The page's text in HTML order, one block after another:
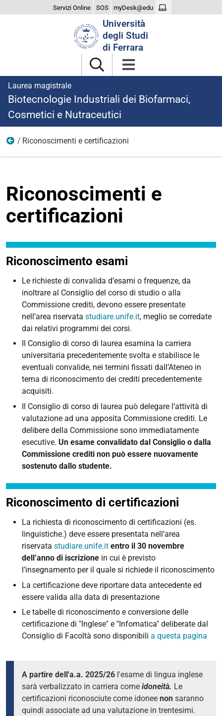
Servizi Online SOS myDesk@edu
Università
degli Studi
di Ferrara
Laurea magistrale
Biotecnologie Industriali dei Biofarmaci,
Cosmetici e Nutraceutici
Iscriversi
Riconoscimenti e certificazioni
Riconoscimenti e
certificazioni
Riconoscimento esami
Le richieste di convalida d’esami o frequenze, da
inoltrare al Consiglio del corso di studio o alla
Commissione crediti, devono essere presentate
nell’area riservata studiare.unife.it, meglio se corredate
dai relativi programmi dei corsi.
Il Consiglio di corso di laurea esamina la carriera
universitaria precedentemente svolta e stabilisce le
eventuali convalide, nei termini fissati dall’Ateneo in
tema di riconoscimento dei crediti precedentemente
acquisiti.
Il Consiglio di corso di laurea può delegare l’attività di
valutazione ad una apposita Commissione crediti. Le
delibere della Commissione sono immediatamente
esecutive. Un esame convalidato dal Consiglio o dalla
Commissione crediti non può essere nuovamente
sostenuto dallo studente.
Riconoscimento di certificazioni
La richiesta di riconoscimento di certificazioni (es.
linguistiche.) deve essere presentata nell’area
riservata studiare.unife.it entro il 30 novembre
dell’anno di iscrizione in cui è previsto
l’insegnamento per il quale si richiede il riconoscimento
La certificazione deve riportare data antecedente ed
essere valida alla data di presentazione
Le tabelle di riconoscimento e conversione delle
certificazione di "Inglese" e "Infomatica" deliberate dal
Consiglio di Facoltà sono disponibili a questa pagina
A partire dell'a.a. 2025/26 l'esame di lingua inglese
sarà verbalizzato in carriera come idoneità. Le
certificazioni riconosciute come idonee non saranno
quindi associate ad una valutazione in trentesimi.